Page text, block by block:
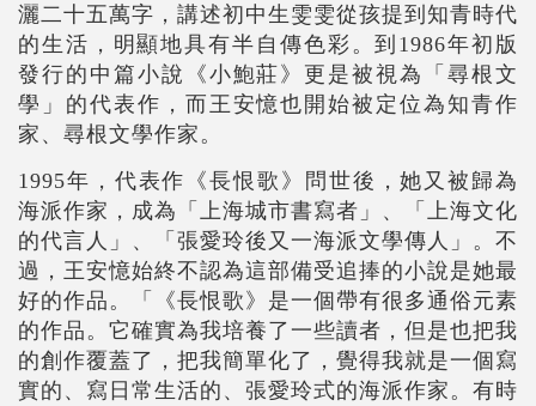
灑二十五萬字，講述初中生雯雯從孩提到知青時代
的生活，明顯地具有半自傳色彩。到1986年初版
發行的中篇小說《小鮑莊》更是被視為「尋根文
學」的代表作，而王安憶也開始被定位為知青作
家、尋根文學作家。
1995年，代表作《長恨歌》問世後，她又被歸為
海派作家，成為「上海城市書寫者」、「上海文化
的代言人」、「張愛玲後又一海派文學傳人」。不
過，王安憶始終不認為這部備受追捧的小說是她最
好的作品。「《長恨歌》是一個帶有很多通俗元素
的作品。它確實為我培養了一些讀者，但是也把我
的創作覆蓋了，把我簡單化了，覺得我就是一個寫
實的、寫日常生活的、張愛玲式的海派作家。有時